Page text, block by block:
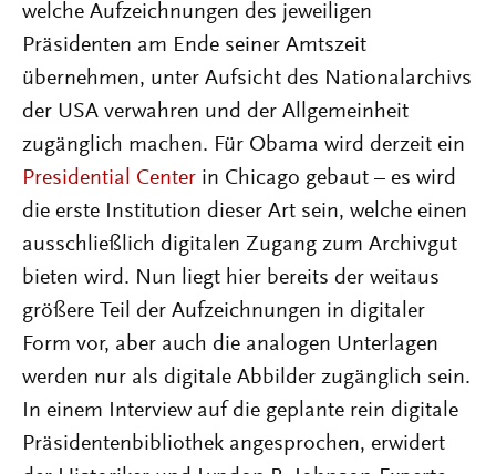
welche Aufzeichnungen des jeweiligen
Präsidenten am Ende seiner Amtszeit
übernehmen, unter Aufsicht des Nationalarchivs
der USA verwahren und der Allgemeinheit
zugänglich machen. Für Obama wird derzeit ein
Presidential Center in Chicago gebaut – es wird
die erste Institution dieser Art sein, welche einen
ausschließlich digitalen Zugang zum Archivgut
bieten wird. Nun liegt hier bereits der weitaus
größere Teil der Aufzeichnungen in digitaler
Form vor, aber auch die analogen Unterlagen
werden nur als digitale Abbilder zugänglich sein.
In einem Interview auf die geplante rein digitale
Präsidentenbibliothek angesprochen, erwidert